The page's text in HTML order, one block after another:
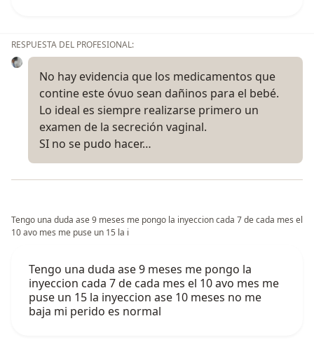
RESPUESTA DEL PROFESIONAL:
No hay evidencia que los medicamentos que
contine este óvuo sean dañinos para el bebé.
Lo ideal es siempre realizarse primero un
examen de la secreción vaginal.
SI no se pudo hacer…
Tengo una duda ase 9 meses me pongo la inyeccion cada 7 de cada mes el
10 avo mes me puse un 15 la i
Tengo una duda ase 9 meses me pongo la
inyeccion cada 7 de cada mes el 10 avo mes me
puse un 15 la inyeccion ase 10 meses no me
baja mi perido es normal